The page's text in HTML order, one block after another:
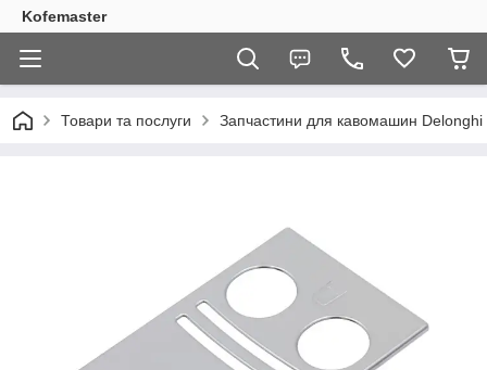
Kofemaster
Товари та послуги Запчастини для кавомашин Delonghi